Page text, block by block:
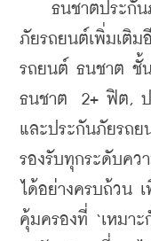
ธนชาตประกันภั
ภัยรถยนต์เพิ่มเติ
รถยนต์ ธนชาต ชั้
ธนชาต  2+ ฟิต,
และประกันภัยรถ
รองรับทุกระดับคว
ได้อย่างครบถ้วน
คุ้มครองที่ ‘เหมาะ